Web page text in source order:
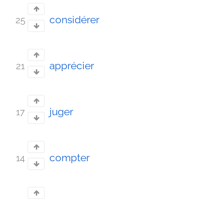
25 considérer
21 apprécier
17 juger
14 compter